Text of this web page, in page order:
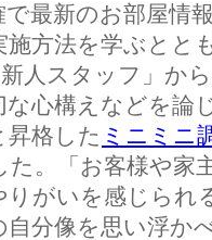
最新のお部屋情
施方法を学ぶと
人スタッフ」か
心構えなどを論
格した ミニミニ
。「お客様や家
りがいを感じら
分像を思い浮か